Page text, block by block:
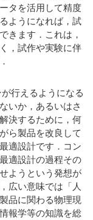
タを活用して精度
ようになれば，試
きます．これは，
，試作や実験に伴
行えるようになる
いか，あるいはさ
決するために，何
ら製品を改良して
適設計です．コン
適設計の過程その
ようという発想が
広い意味では「人
品に関わる物理現
報学等の知識を総